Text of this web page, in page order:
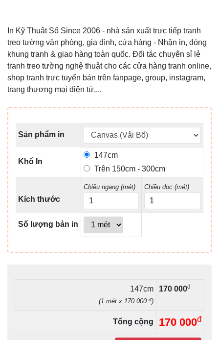
In Kỹ Thuật Số Since 2006 - nhà sản xuất trực tiếp tranh
treo tường văn phòng, gia đình, cửa hàng - Nhận in, đóng
khung tranh & giao hàng toàn quốc. Đối tác chuyên sỉ lẻ
tranh treo tường nghệ thuật cho các cửa hàng tranh online,
shop tranh trực tuyến bán trên fanpage, group, instagram,
trang thương mại điện tử,...
Sản phẩm in
Khổ In
147cm
Trên 150cm - 300cm
Kích thước
Chiều ngang (mét) Chiều dọc (mét)
Số lượng bản in
147cm
(1 mét x 170 000 đ)
170 000đ
Tổng cộng 170 000đ